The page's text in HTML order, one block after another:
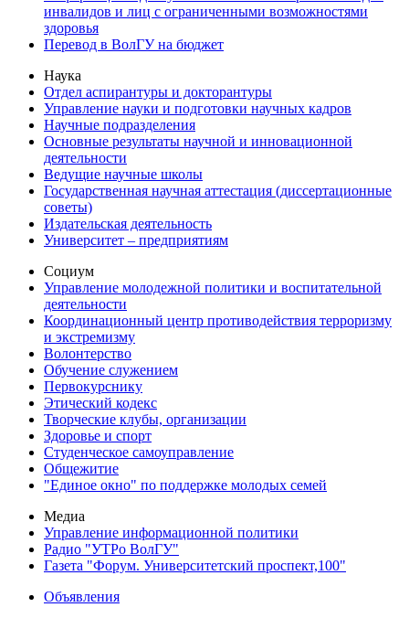
инвалидов и лиц с ограниченными возможностями
здоровья
Перевод в ВолГУ на бюджет
Наука
Отдел аспирантуры и докторантуры
Управление науки и подготовки научных кадров
Научные подразделения
Основные результаты научной и инновационной
деятельности
Ведущие научные школы
Государственная научная аттестация (диссертационные
советы)
Издательская деятельность
Университет – предприятиям
Социум
Управление молодежной политики и воспитательной
деятельности
Координационный центр противодействия терроризму
и экстремизму
Волонтерство
Обучение служением
Первокурснику
Этический кодекс
Творческие клубы, организации
Здоровье и спорт
Студенческое самоуправление
Общежитие
"Единое окно" по поддержке молодых семей
Медиа
Управление информационной политики
Радио "УТРо ВолГУ"
Газета "Форум. Университетский проспект,100"
Объявления